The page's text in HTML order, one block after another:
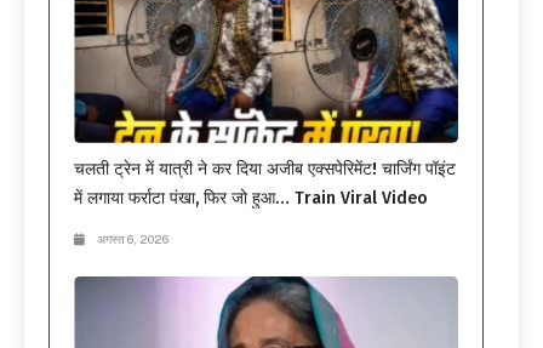
चलती ट्रेन में यात्री ने कर दिया अजीब एक्सपेरिमेंट! चार्जिंग पॉइंट
में लगाया फर्राटा पंखा, फिर जो हुआ… Train Viral Video
अगस्त 6, 2026